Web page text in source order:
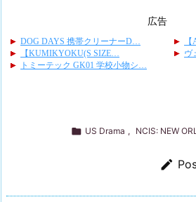
広告
 US Drama , NCIS: NEW
